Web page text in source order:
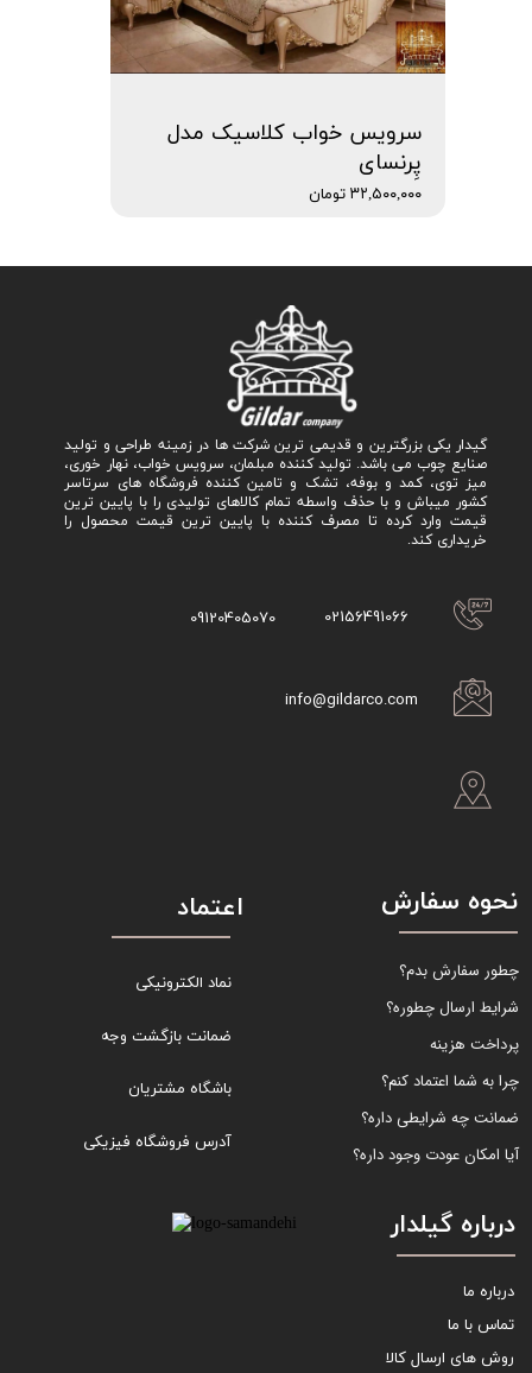
سرویس خواب کلاسیک مدل
پِرنسای
۳۲,۵۰۰,۰۰۰ تومان
گیدار یکی بزرگترین و قدیمی ترین شرکت ها در زمینه طراحی و تولید
صنایع چوب می باشد. تولید کننده مبلمان، سرویس خواب، نهار خوری،
میز توی، کمد و بوفه، تشک و تامین کننده فروشگاه های سرتاسر
کشور میباش و با حذف واسطه تمام کالاهای تولیدی را با پایین ترین
قیمت وارد کرده تا مصرف کننده با پایین ترین قیمت محصول را
خریداری کند.
02156491066
09120405070
info@gildarco.com
نحوه سفارش
چطور سفارش بدم؟
شرایط ارسال چطوره؟
پرداخت هزینه
چرا به شما اعتماد کنم؟
ضمانت چه شرایطی داره؟
آیا امکان عودت وجود داره؟
اعتماد
نماد الکترونیکی
ضمانت بازگشت وجه
باشگاه مشتریان
آدرس فروشگاه فیزیکی
درباره گیلدار
درباره ما
تماس با ما
روش های ارسال کالا